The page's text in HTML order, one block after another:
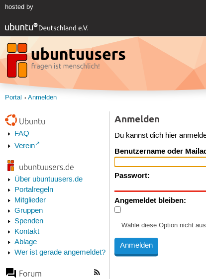
hosted by
Portal Anmelden
Ubuntu
FAQ
Verein
ubuntuusers.de
Über ubuntuusers.de
Portalregeln
Mitglieder
Gruppen
Spenden
Kontakt
Ablage
Wer ist gerade angemeldet?
Forum
Anmelden
Du kannst dich hier
Benutzername oder
Passwort:
Angemeldet bleiben:
Wähle diese Option nicht